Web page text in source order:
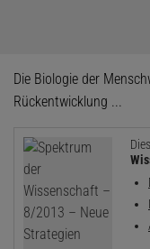
Die Biologie der
Rückentwicklung ...